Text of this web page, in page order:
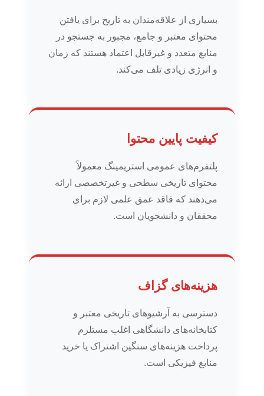
بسیاری از علاقه‌مندان به تاریخ برای یافتن
محتوای معتبر و جامع، مجبور به جستجو در
منابع متعدد و غیرقابل اعتماد هستند که زمان
و انرژی زیادی تلف می‌کند.
کیفیت پایین محتوا
پلتفرم‌های عمومی استریمینگ معمولاً
محتوای تاریخی سطحی و غیرتخصصی ارائه
می‌دهند که فاقد عمق علمی لازم برای
محققان و دانشجویان است.
هزینه‌های گزاف
دسترسی به آرشیوهای تاریخی معتبر و
کتابخانه‌های دانشگاهی اغلب مستلزم
پرداخت هزینه‌های سنگین اشتراک یا خرید
منابع فیزیکی است.